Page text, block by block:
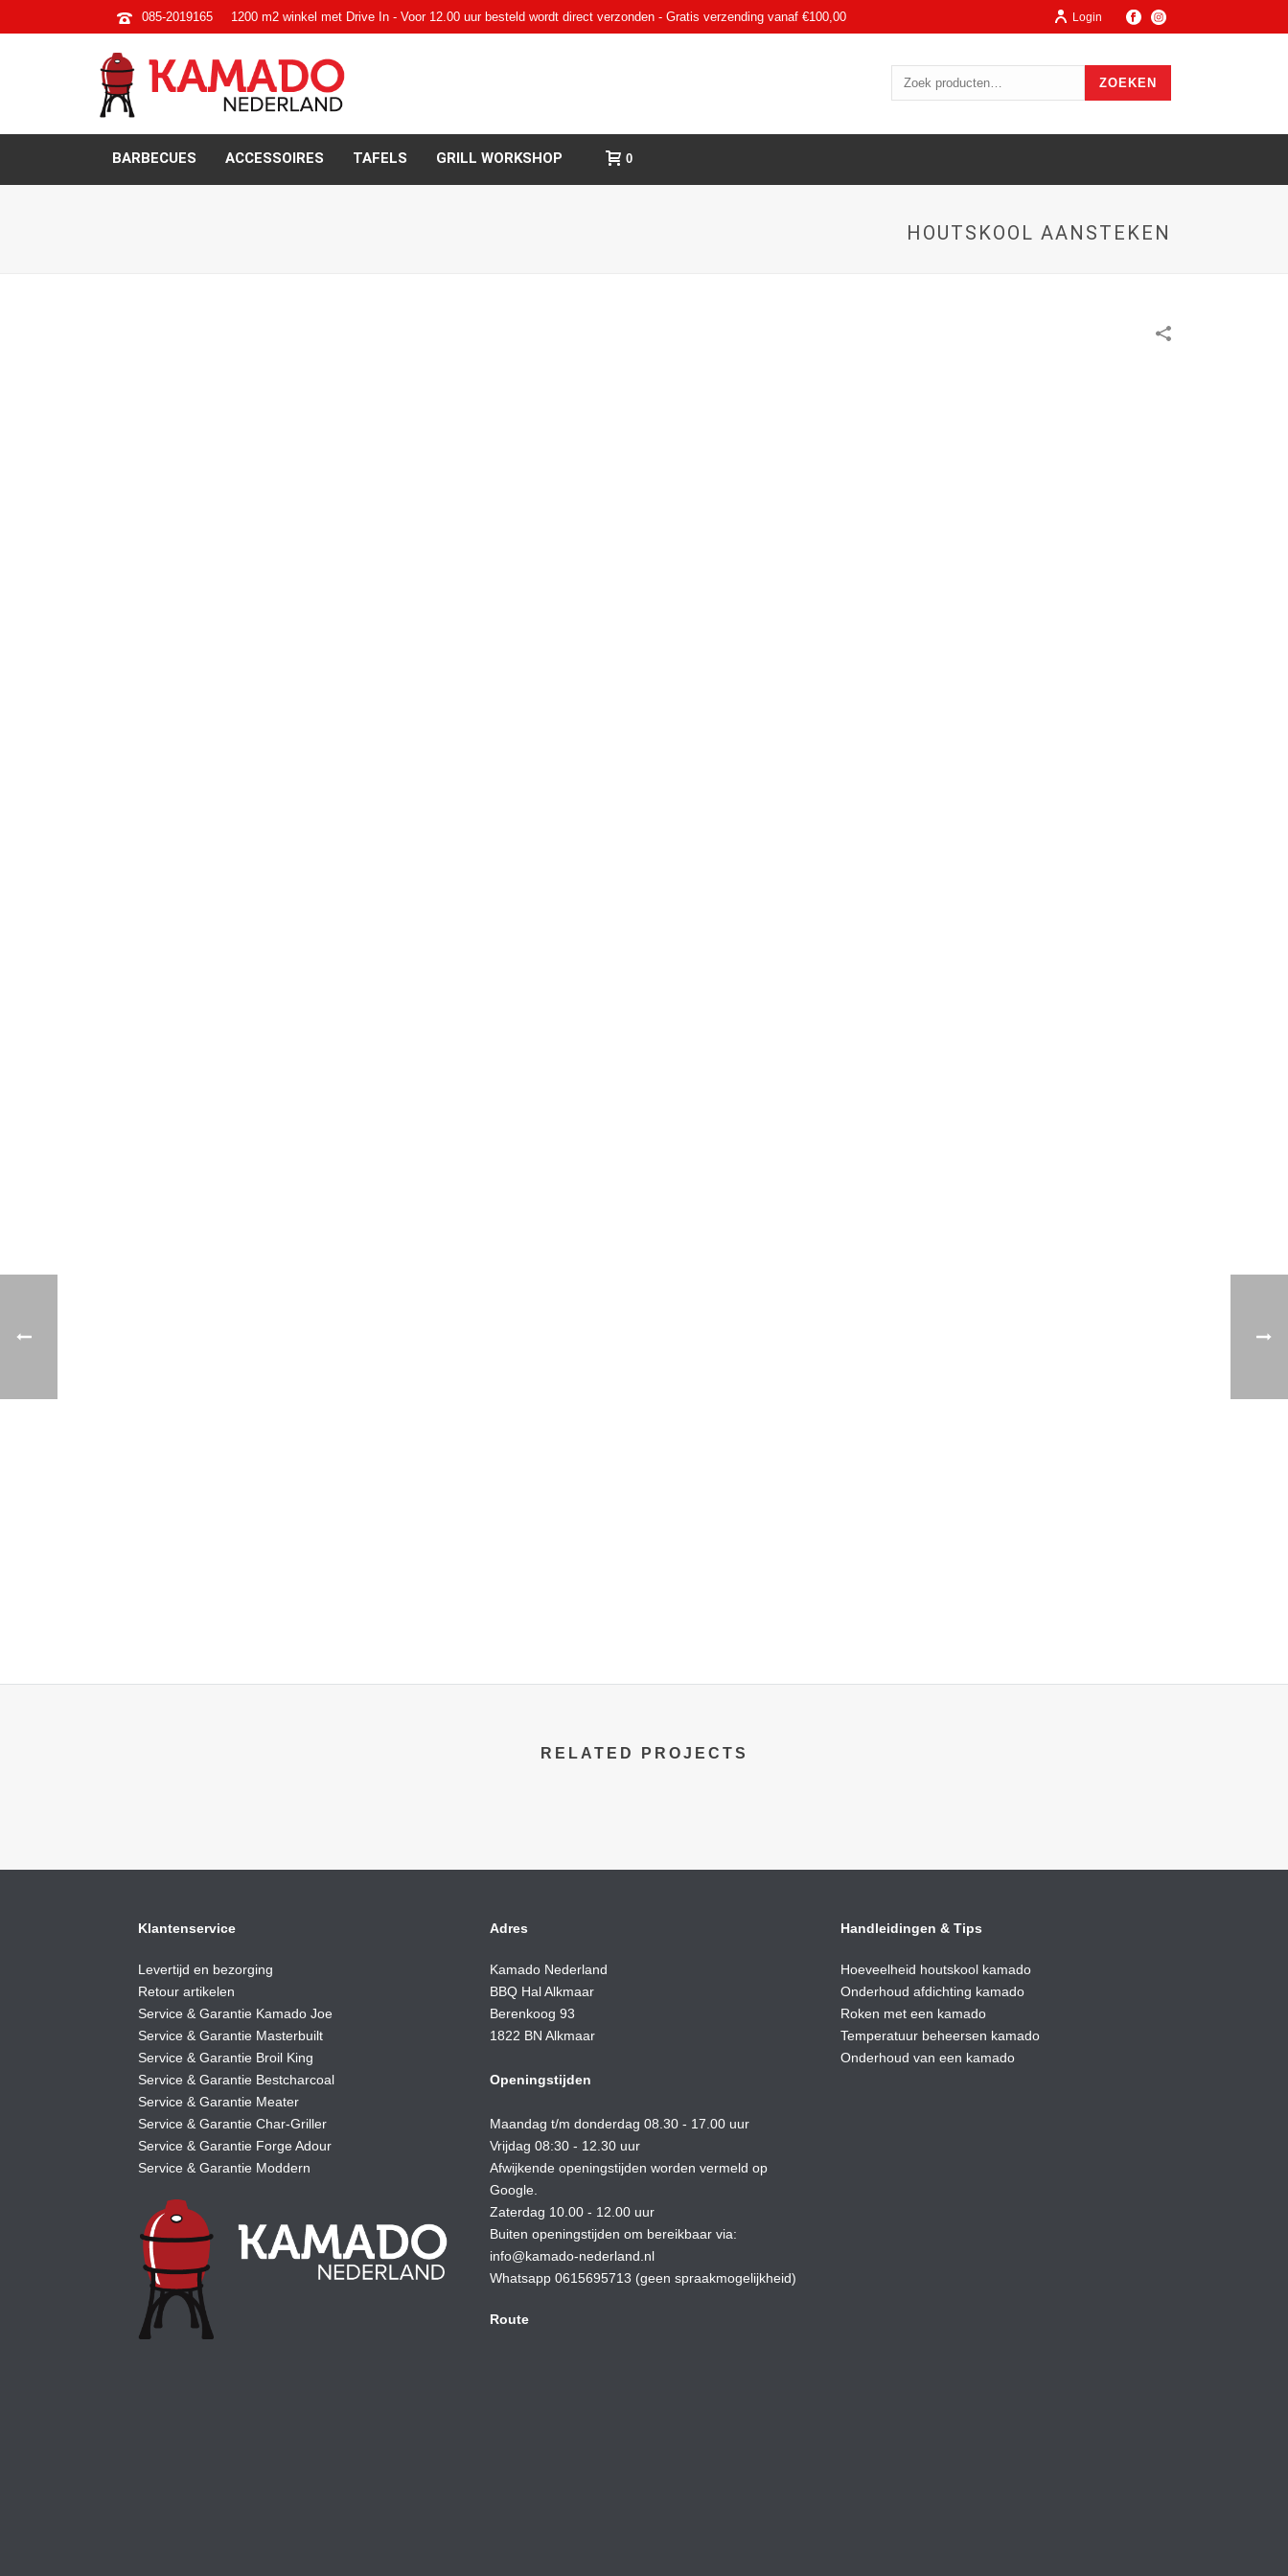
085-2019165 1200 m2 winkel met Drive In - Voor 12.00 uur besteld wordt direct verzonden - Gratis verzending vanaf €100,00 Login
ZOEKEN
BARBECUES ACCESSOIRES TAFELS GRILL WORKSHOP 0
HOUTSKOOL AANSTEKEN
RELATED PROJECTS
Klantenservice
Levertijd en bezorging
Retour artikelen
Service & Garantie Kamado Joe
Service & Garantie Masterbuilt
Service & Garantie Broil King
Service & Garantie Bestcharcoal
Service & Garantie Meater
Service & Garantie Char-Griller
Service & Garantie Forge Adour
Service & Garantie Moddern
Adres
Kamado Nederland
BBQ Hal Alkmaar
Berenkoog 93
1822 BN Alkmaar
Openingstijden
Maandag t/m donderdag 08.30 - 17.00 uur
Vrijdag 08:30 - 12.30 uur
Afwijkende openingstijden worden vermeld op
Google.
Zaterdag 10.00 - 12.00 uur
Buiten openingstijden om bereikbaar via:
info@kamado-nederland.nl
Whatsapp 0615695713 (geen spraakmogelijkheid)
Route
Handleidingen & Tips
Hoeveelheid houtskool kamado
Onderhoud afdichting kamado
Roken met een kamado
Temperatuur beheersen kamado
Onderhoud van een kamado